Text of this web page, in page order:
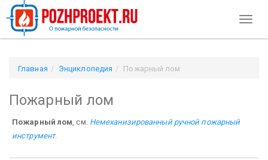
Главная Энциклопедия Пожарный лом
Пожарный лом
Пожарный лом , см. Немеханизированный ручной пожарный
инструмент.